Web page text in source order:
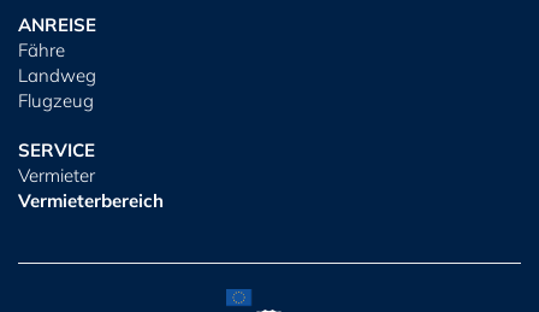
ANREISE
Fähre
Landweg
Flugzeug
SERVICE
Vermieter
Vermieterbereich